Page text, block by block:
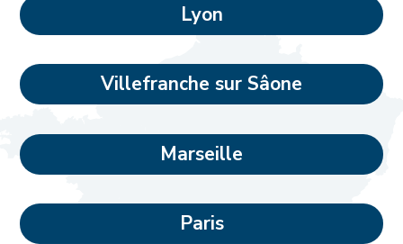
Lyon
Villefranche sur Sâone
Marseille
Paris